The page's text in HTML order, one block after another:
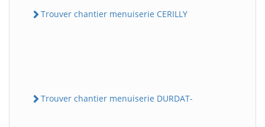
Trouver chantier menuiserie CERILLY
Trouver chantier menuiserie DURDAT-